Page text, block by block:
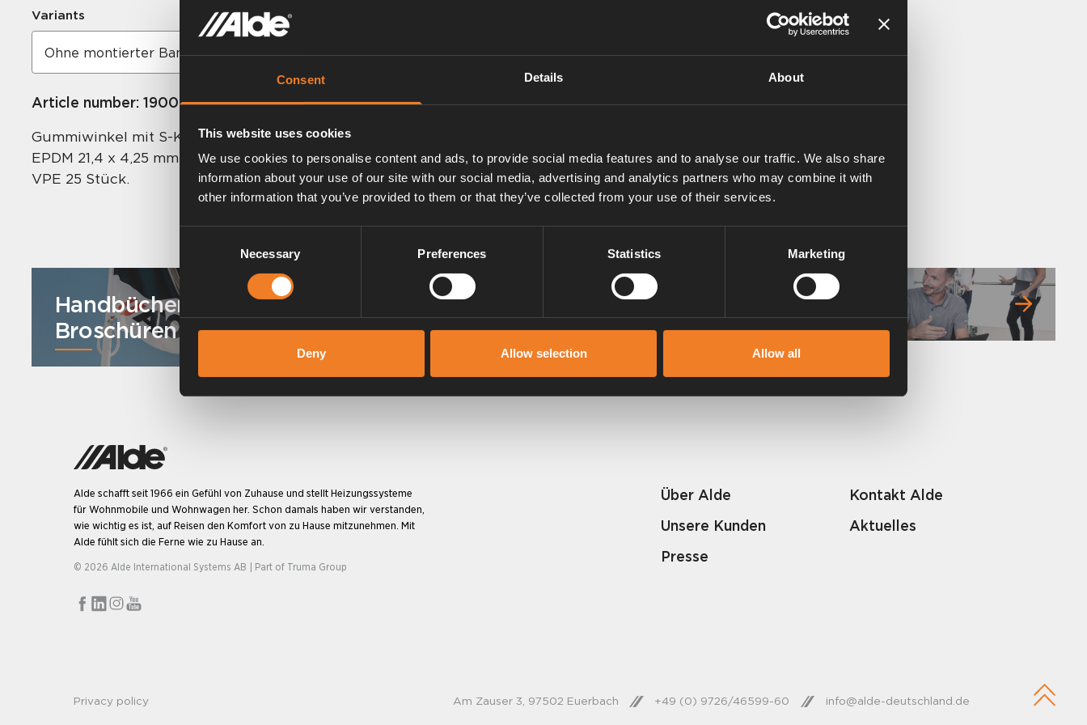
Consent Details About
This website uses cookies
We use cookies to personalise content and ads, to provide social media features and to analyse our traffic. We also share
information about your use of our site with our social media, advertising and analytics partners who may combine it with
other information that you’ve provided to them or that they’ve collected from your use of their services.
Necessary Preferences Statistics Marketing
Deny Allow selection Allow all
Variants
Article number: 1900580
Gummiwinkel mit S-Krümmung.
EPDM 21,4 x 4,25 mm.
VPE 25 Stück.
Handbücher und
Broschüren
Service und support
Alde schafft seit 1966 ein Gefühl von Zuhause und stellt Heizungssysteme
für Wohnmobile und Wohnwagen her. Schon damals haben wir verstanden,
wie wichtig es ist, auf Reisen den Komfort von zu Hause mitzunehmen. Mit
Alde fühlt sich die Ferne wie zu Hause an.
© 2026 Alde International Systems AB | Part of Truma Group
Über Alde
Unsere Kunden
Presse
Kontakt Alde
Aktuelles
Privacy policy Am Zauser 3, 97502 Euerbach +49 (0) 9726/46599-60 info@alde-deutschland.de